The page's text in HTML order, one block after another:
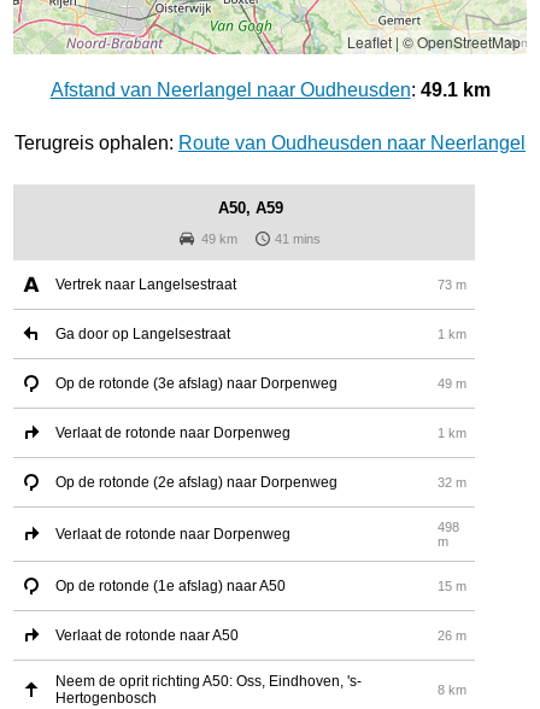
Leaflet| © OpenStreetMap
Afstand van Neerlangel naar Oudheusden: 49.1 km
Terugreis ophalen: Route van Oudheusden naar Neerlangel
A50, A59
49 km 41 mins
Vertrek naar Langelsestraat 73 m
Ga door op Langelsestraat 1 km
Op de rotonde (3e afslag) naar Dorpenweg 49 m
Verlaat de rotonde naar Dorpenweg 1 km
Op de rotonde (2e afslag) naar Dorpenweg 32 m
Verlaat de rotonde naar Dorpenweg
498
m
Op de rotonde (1e afslag) naar A50 15 m
Verlaat de rotonde naar A50 26 m
Neem de oprit richting A50: Oss, Eindhoven, 's-
Hertogenbosch
8 km